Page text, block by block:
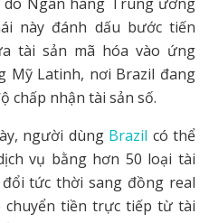
này đánh dấu bước tiến
tài sản mã hóa vào ứng
Latinh, nơi Brazil đang
chấp nhận tài sản số.
người dùng Brazil có thể
vụ bằng hơn 50 loại tài
tức thời sang đồng real
chuyển tiền trực tiếp từ tài